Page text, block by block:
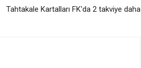
Tahtakale Kartalları FK'da 2 takviye daha